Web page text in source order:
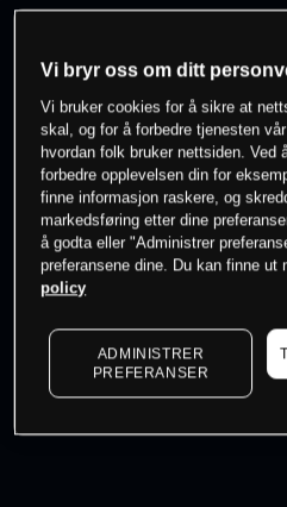
-
0% av kunder erpå
Søk om
Kursene er veiledende.Log in
Vi bryr oss om ditt
Vi bruker cookies for å sikre at
skal, og for å forbedre tjenesten
hvordan folk bruker nettsiden. Ved
forbedre opplevelsen din for
finne informasjon raskere, og
markedsføring etter dine
å godta eller "Administrer
preferansene dine. Du kan finne ut
policy
ADMINISTRER
PREFERANSER